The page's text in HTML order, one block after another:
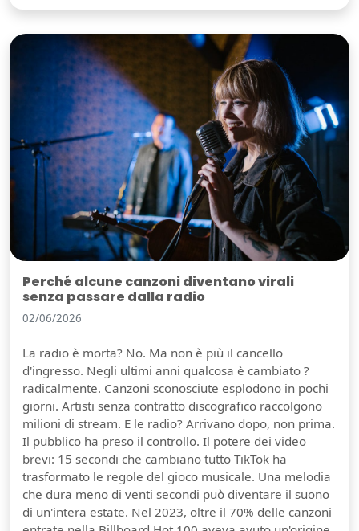
Perché alcune canzoni diventano virali
senza passare dalla radio
02/06/2026
La radio è morta? No. Ma non è più il cancello
d'ingresso. Negli ultimi anni qualcosa è cambiato ?
radicalmente. Canzoni sconosciute esplodono in pochi
giorni. Artisti senza contratto discografico raccolgono
milioni di stream. E le radio? Arrivano dopo, non prima.
Il pubblico ha preso il controllo. Il potere dei video
brevi: 15 secondi che cambiano tutto TikTok ha
trasformato le regole del gioco musicale. Una melodia
che dura meno di venti secondi può diventare il suono
di un'intera estate. Nel 2023, oltre il 70% delle canzoni